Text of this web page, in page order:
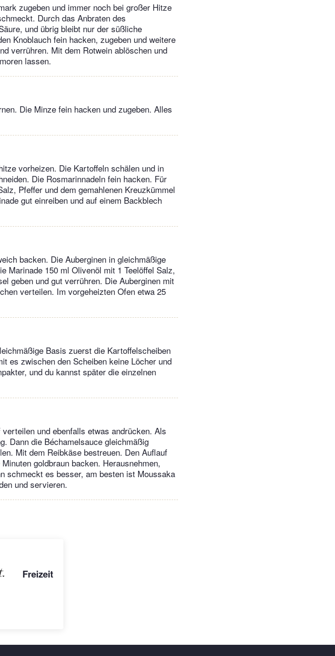
zugeben und immer noch bei großer Hitze
Durch das Anbraten des
und übrig bleibt nur der süßliche
Knoblauch fein hacken, zugeben und weitere
verrühren. Mit dem Rotwein ablöschen und
lassen.
Die Minze fein hacken und zugeben. Alles
vorheizen. Die Kartoffeln schälen und in
Die Rosmarinnadeln fein hacken. Für
Pfeffer und dem gemahlenen Kreuzkümmel
gut einreiben und auf einem Backblech
backen. Die Auberginen in gleichmäßige
Marinade 150 ml Olivenöl mit 1 Teelöffel Salz,
geben und gut verrühren. Die Auberginen mit
verteilen. Im vorgeheizten Ofen etwa 25
Basis zuerst die Kartoffelscheiben
es zwischen den Scheiben keine Löcher und
und du kannst später die einzelnen
und ebenfalls etwas andrücken. Als
Dann die Béchamelsauce gleichmäßig
Mit dem Reibkäse bestreuen. Den Auflauf
goldbraun backen. Herausnehmen,
schmeckt es besser, am besten ist Moussaka
und servieren.
Freizeit